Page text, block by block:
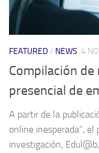
FEATURED/ NEWS 4
Compilación
presencial de
A partir de la
online inesperada”,
investigación,